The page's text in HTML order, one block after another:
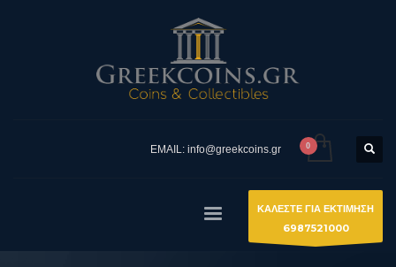
EMAIL: info@greekcoins.gr
ΚΑΛΕΣΤΕ ΓΙΑ ΕΚΤΙΜΗΣΗ
6987521000